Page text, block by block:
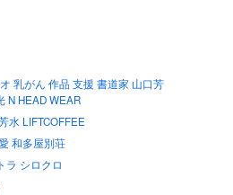
乳がん 作品 支援 書道家 山口芳
N HEAD WEAR
水 LIFTCOFFEE
和多屋別荘
ラ シロクロ